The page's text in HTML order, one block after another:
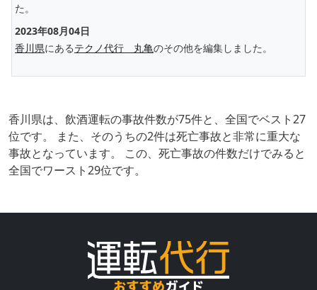
た。
2023年08月04日
香川県にあるテクノ代行 丸亀のその他を編集しました。
香川県は、飲酒運転の事故件数が75件と、全国でベスト27
位です。 また、そのうちの2件は死亡事故と非常に重大な
事故となっています。 この、死亡事故の件数だけでみると
全国でワースト29位です。